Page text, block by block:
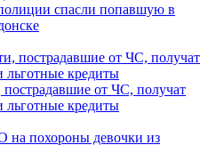
спасли попавшую в
от ЧС, получат
льготные кредиты